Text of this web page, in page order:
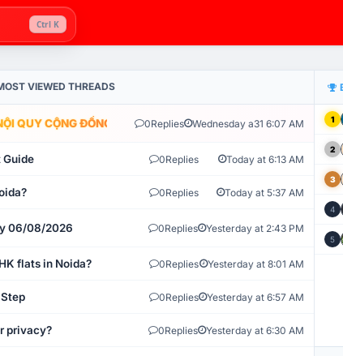
Ctrl K
VIEWED THREADS
QUY CỘNG ĐỒNG VLIKE.VN: HỆ THỐNG GIÁM SÁT TỰ
0Replies Wednesday a31 6:07 AM
Guide 0Replies Today at 6:13 AM
0Replies Today at 5:37 AM
06/08/2026 0Replies Yesterday at 2:43 PM
flats in Noida? 0Replies Yesterday at 8:01 AM
0Replies Yesterday at 6:57 AM
privacy? 0Replies Yesterday at 6:30 AM
1
2
3
4
5